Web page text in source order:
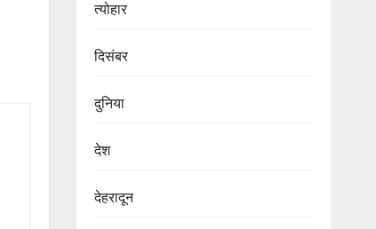
त्योहार
दिसंबर
दुनिया
देश
देहरादून